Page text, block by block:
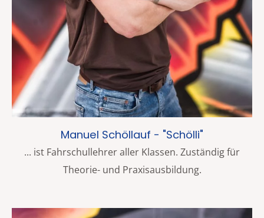
Manuel Schöllauf - "Schölli"
... ist Fahrschullehrer aller Klassen. Zuständig für
Theorie- und Praxisausbildung.